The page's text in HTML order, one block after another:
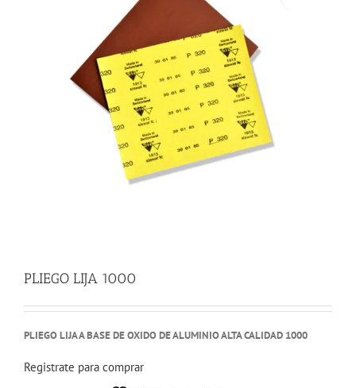
PLIEGO LIJA 1000
PLIEGO LIJA A BASE DE OXIDO DE ALUMINIO ALTA CALIDAD 1000
Registrate para comprar